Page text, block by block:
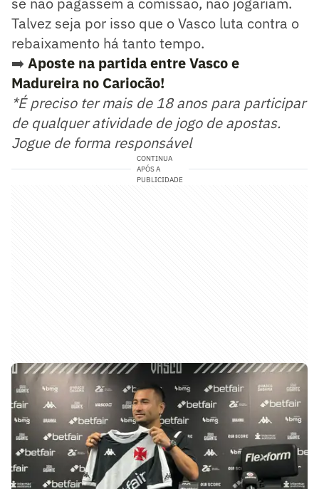
Talvez seja por isso que o Vasco luta contra o
rebaixamento há tanto tempo.
➡️ Aposte na partida entre Vasco e
Madureira no Cariocão!
*É preciso ter mais de 18 anos para participar
de qualquer atividade de jogo de apostas.
Jogue de forma responsável
CONTINUA
APÓS A
PUBLICIDADE